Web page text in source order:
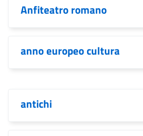
Anfiteatro romano
anno europeo cultura
antichi